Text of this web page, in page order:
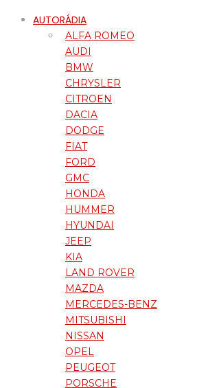
AUTORÁDIA
ALFA ROMEO
AUDI
BMW
CHRYSLER
CITROEN
DACIA
DODGE
FIAT
FORD
GMC
HONDA
HUMMER
HYUNDAI
JEEP
KIA
LAND ROVER
MAZDA
MERCEDES-BENZ
MITSUBISHI
NISSAN
OPEL
PEUGEOT
PORSCHE